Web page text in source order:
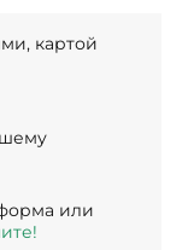
картой
или